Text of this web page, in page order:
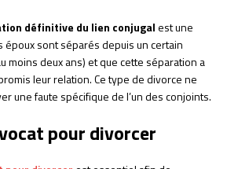
définitive du lien conjugalest une
sont séparés depuis un certain
moins deux ans) et que cette séparation a
leur relation. Ce type de divorce ne
une faute spécifique de l’un des conjoints.
pour divorcer